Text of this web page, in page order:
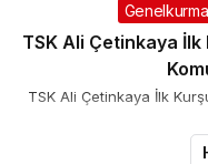
TSK Ali Çetinkaya
TSK Ali Çetinkaya İlk